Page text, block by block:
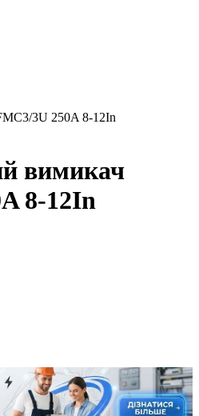
вимикач
8-12In